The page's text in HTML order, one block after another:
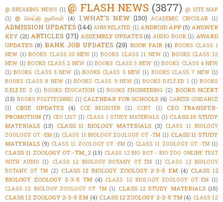
@ BREAKING NEWS (1) @ FLASH NEWS (3877) @ SITE MAP
(1) @ செய்தி துளிகள் (4) 1.WHAT'S NEW (150) ACADEMIC CIRCULAR (1)
ADMISSION UPDATES (144) AHM RELATED (1) ANDROID APP (5) ANSWER
KEY (21) ARTICLES (171) ASSEMBLY UPDATES (6) AUDIO BOOK (1) AWARD
UPDATES (8) BANK JOB UPDATES (29) BOOK FAIR (4) BOOKS CLASS 1
NEW (1) BOOKS CLASS 10 NEW (1) BOOKS CLASS 11 NEW (1) BOOKS CLASS 12
NEW (1) BOOKS CLASS 2 NEW (1) BOOKS CLASS 3 NEW (1) BOOKS CLASS 4 NEW
(1) BOOKS CLASS 5 NEW (1) BOOKS CLASS 6 NEW (1) BOOKS CLASS 7 NEW (1)
BOOKS CLASS 8 NEW (1) BOOKS CLASS 9 NEW (1) BOOKS D.ELE.ED 1 (1) BOOKS
D.ELE.ED 2 (1) BOOKS EDUCATION (2) BOOKS ENGINEERING (2) BOOKS NCERT
(13) BOOKS POLYTECHNIC (1) CALENDAR FOR SCHOOLS (6) CAREER GUIDANCE
(1)
CBSE UPDATES (4) CCE REGISTER (2) CCRT (1)
CEO TRANSFER-
PROMOTION (7) CEO LIST (1) CLASS 1 STUDY MATERIALS (1) CLASS 10 STUDY
MATERIALS (13) CLASS 11 BIOLOGY MATERIALS (3) CLASS 11 BIOLOGY
ZOOLOGY OT -EM (1) CLASS 11 BIOLOGY ZOOLOGY OT -TM (1) CLASS 11 STUDY
MATERIALS (9) CLASS 11 ZOOLOGY OT -EM (1) CLASS 11 ZOOLOGY OT -TM (1)
CLASS 11 ZOOLOGY OT -TM_2 (13) CLASS 12 BIO BOT - BIO ZOO ONLINE TEST
WITH AUDIO (1) CLASS 12 BIOLOGY BOTANY OT EM (1) CLASS 12 BIOLOGY
BOTANY OT TM (2) CLASS 12 BIOLOGY ZOOLOGY 2-3-5 EM (4) CLASS 12
BIOLOGY ZOOLOGY 2-3-5 TM (4) CLASS 12 BIOLOGY ZOOLOGY OT EM (1)
CLASS 12 BIOLOGY ZOOLOGY OT TM (1) CLASS 12 STUDY MATERIALS (15)
CLASS 12 ZOOLOGY 2-3-5 EM (4) CLASS 12 ZOOLOGY 2-3-5 TM (4) CLASS 12